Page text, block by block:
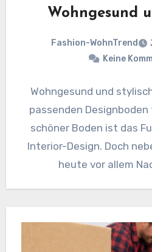
Wohngesund
Fashion-WohnTrend
Keine
Wohngesund und
passenden
schöner Boden ist das
Interior-Design. Doch
heute vor allem